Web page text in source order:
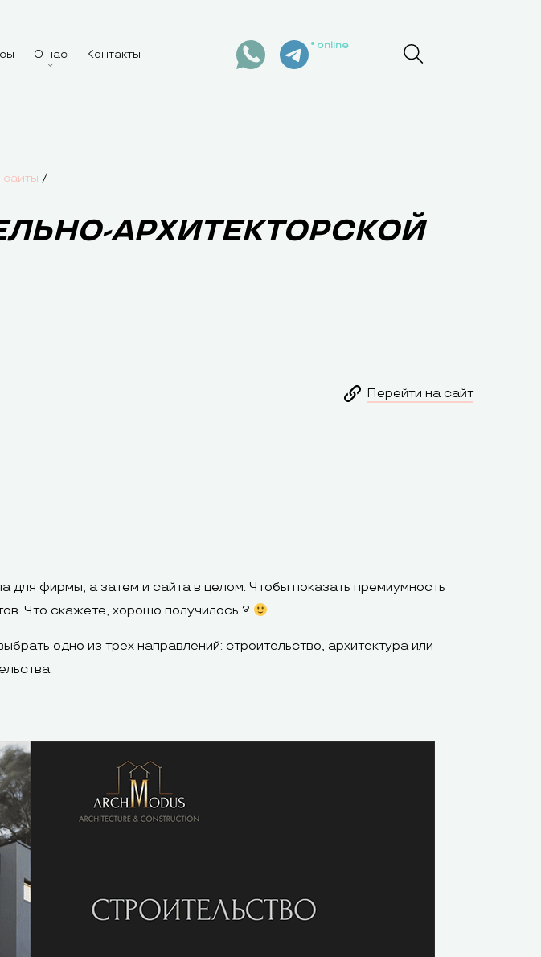
О нас Контакты
online
сайты /
АРХИТЕКТОРСКОЙ
Перейти на сайт
для фирмы, а затем и сайта в целом. Чтобы показать премиумность
Что скажете, хорошо получилось ?
одно из трех направлений: строительство, архитектура или